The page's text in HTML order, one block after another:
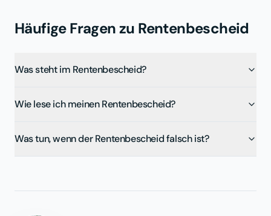
Häufige Fragen zu Rentenbescheid
Was steht im Rentenbescheid?
Wie lese ich meinen Rentenbescheid?
Was tun, wenn der Rentenbescheid falsch ist?